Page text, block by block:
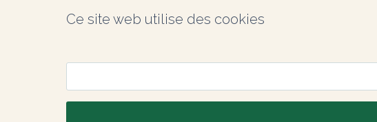
Ce site web utilise des cookies